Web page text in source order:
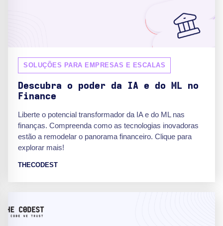
SOLUÇÕES PARA EMPRESAS E ESCALAS
Descubra o poder da IA e do ML no
Finance
Liberte o potencial transformador da IA e do ML nas
finanças. Compreenda como as tecnologias inovadoras
estão a remodelar o panorama financeiro. Clique para
explorar mais!
THECODEST